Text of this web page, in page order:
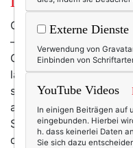
Glatte, ebenmäßige
– mal ehrlich: Wer von
Gutes Aussehen ist in
längst zu einer Art
ständig präsenten
an andere anlegen.
Schönheit nicht alles
dennoch streben wir
Externe Dienste
Verwendung von
Einbinden von
YouTube Videos
In einigen Beiträgen auf
eingebunden. Hierbei
h. dass keinerlei Daten
Sie sich dazu